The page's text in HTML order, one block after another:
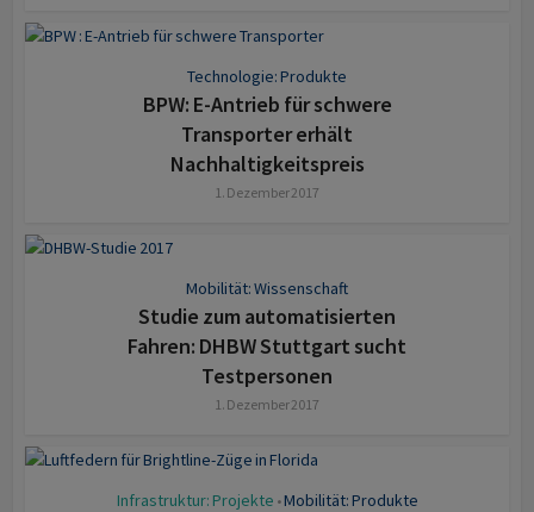
Technologie: Produkte
BPW: E-Antrieb für schwere
Transporter erhält
Nachhaltigkeitspreis
1. Dezember 2017
Mobilität: Wissenschaft
Studie zum automatisierten
Fahren: DHBW Stuttgart sucht
Testpersonen
1. Dezember 2017
Infrastruktur: Projekte •Mobilität: Produkte